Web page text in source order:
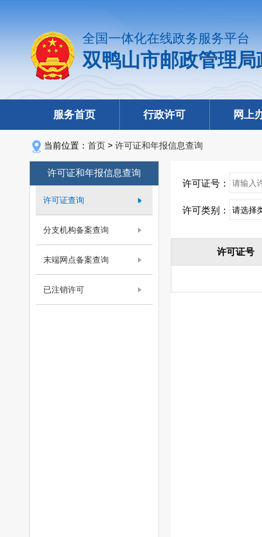
全国一体化在线政务服务平台
双鸭山市邮政管理
服务首页 行政许可 网上
当前位置： 首页 > 许可证和年报信息查询
许可证和年报信息查询
许可证查询
分支机构备案查询
末端网点备案查询
已注销许可
许可证号：
许可类别：
许可证号